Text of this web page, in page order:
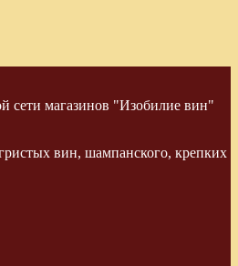
сети магазинов "Изобилие вин"
вин, шампанского, крепких